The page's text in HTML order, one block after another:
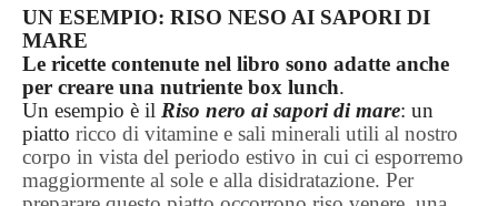
UN ESEMPIO: RISO NESO AI SAPORI DI
MARE
Le ricette contenute nel libro sono adatte anche
per creare una nutriente box lunch.
Un esempio è il Riso nero ai sapori di mare: un
piatto ricco di vitamine e sali minerali utili al nostro
corpo in vista del periodo estivo in cui ci esporremo
maggiormente al sole e alla disidratazione. Per